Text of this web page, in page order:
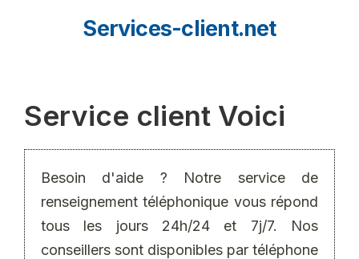
Services-client.net
Service client Voici
Besoin d'aide ? Notre service de
renseignement téléphonique vous répond
tous les jours 24h/24 et 7j/7. Nos
conseillers sont disponibles par téléphone